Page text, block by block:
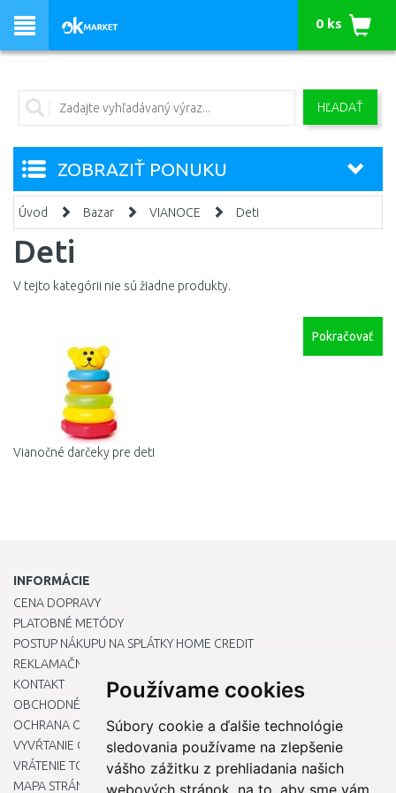
Používame cookies
Súbory cookie a ďalšie technológie
sledovania používame na zlepšenie
vášho zážitku z prehliadania našich
webových stránok, na to, aby sme vám
HĽADAŤ
0 ks
ZOBRAZIŤ PONUKU
Úvod Bazar VIANOCE Deti
Deti
V tejto kategórii nie sú žiadne produkty.
Pokračovať
Vianočné darčeky pre deti
INFORMÁCIE
CENA DOPRAVY
PLATOBNÉ METÓDY
POSTUP NÁKUPU NA SPLÁTKY HOME CREDIT
REKLAMAČNÝ PORIADOK
KONTAKT
OBCHODNÉ PODMIENKY
OCHRANA OSOBNÝCH ÚDAJOV
VYVŔTANIE OTVORU DO DREZU PRE KUCHYNSKÚ BATÉRIU
VRÁTENIE TOVARU / REKLAMÁCIE
MAPA STRÁNOK